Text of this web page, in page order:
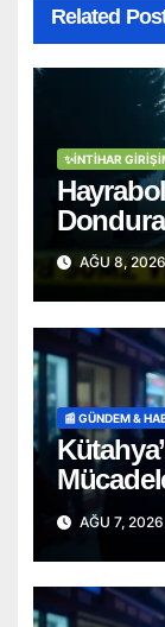
Related
✨İNTIHAR
Şahıs
AĞU 8, 2026
📰 GÜNDEM &
Mucizevi
AĞU 7, 2026